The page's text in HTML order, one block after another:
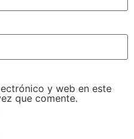
y web en este
que comente.